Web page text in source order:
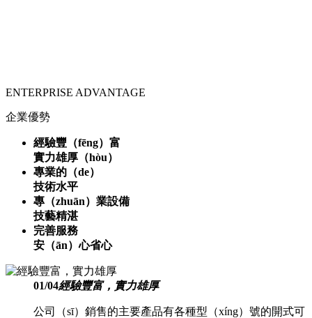
ENTERPRISE ADVANTAGE
企業優勢
經驗豐（fēng）富
實力雄厚（hòu）
專業的（de）
技術水平
專（zhuān）業設備
技藝精湛
完善服務
安（ān）心省心
01/04經驗豐富，實力雄厚
公司（sī）銷售的主要產品有各種型（xíng）號的開式可